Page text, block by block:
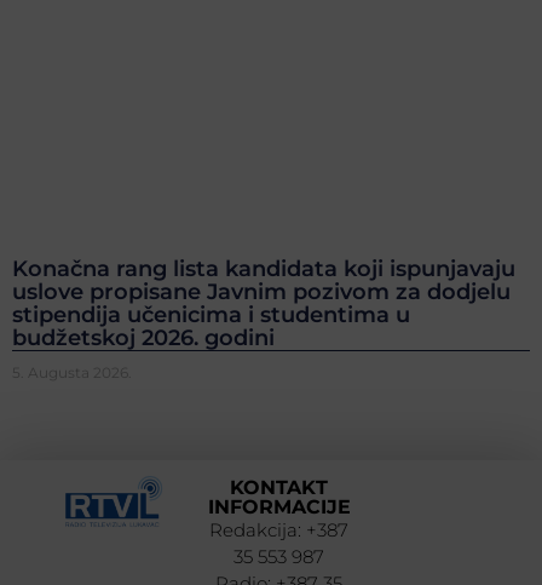
Konačna rang lista kandidata koji ispunjavaju
uslove propisane Javnim pozivom za dodjelu
stipendija učenicima i studentima u
budžetskoj 2026. godini
5. Augusta 2026.
KONTAKT
INFORMACIJE
Redakcija: +387
35 553 987